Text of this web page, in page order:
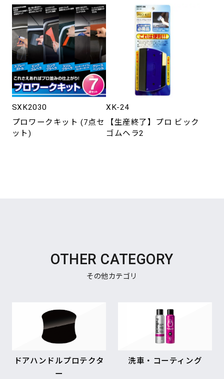
SXK2030
プロワークキット (7点セ
ット)
XK-24
【生産終了】プロ ビック
ゴムヘラ2
OTHER CATEGORY
その他カテゴリ
ドアハンドルプロテクタ
ー
洗車・コーティング